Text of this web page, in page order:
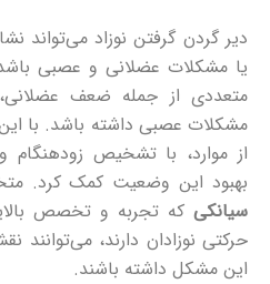
دیر گردن گرفتن نوزاد می‌تواند
یا مشکلات عضلانی و عصبی
متعددی از جمله ضعف
مشکلات عصبی داشته باشد. با
از موارد، با تشخیص
بهبود این وضعیت کمک کرد.
سیانکی که تجربه و تخصص
حرکتی نوزادان دارند، می‌توانند
این مشکل داشته باشند.